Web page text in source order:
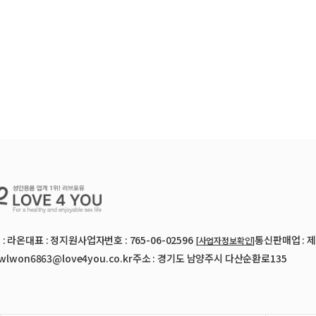
라온대표 : 정지원사업자번호 : 765-06-02596 [사업자정보확인]통신판매업 :
wlwon6863@love4you.co.kr주소 : 경기도 남양주시 다산순환로135